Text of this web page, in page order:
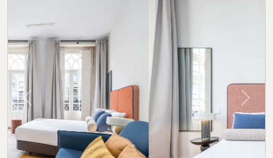
Investidores
Contacte-nos
Previous Next